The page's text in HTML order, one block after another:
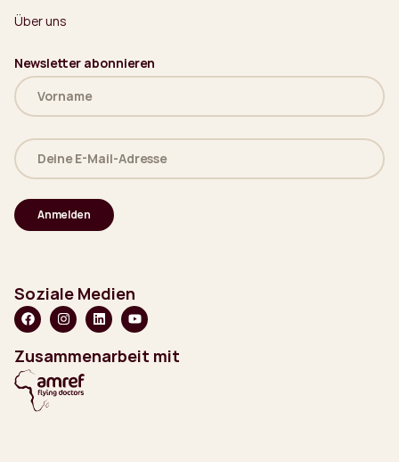
Über uns
Newsletter abonnieren
Name
(erforderlich)
Deine
E-
Mail-
(erforderlich)
Soziale Medien
Zusammenarbeit mit